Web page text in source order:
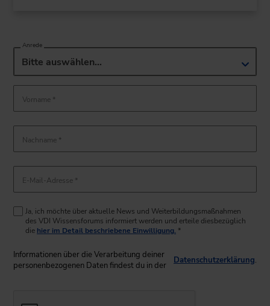
Bitte auswählen…
Anrede
Vorname *
Nachname *
E-Mail-Adresse *
Ja, ich möchte über aktuelle News und Weiterbildungsmaßnahmen
des VDI Wissensforums informiert werden und erteile diesbezüglich
die hier im Detail beschriebene Einwilligung. *
Informationen über die Verarbeitung deiner
personenbezogenen Daten findest du in der
Datenschutzerklärung.